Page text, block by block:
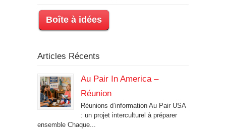
Boîte à idées
Articles Récents
Au Pair In America –
Réunion
Réunions d’information Au Pair USA
: un projet interculturel à préparer
ensemble Chaque...